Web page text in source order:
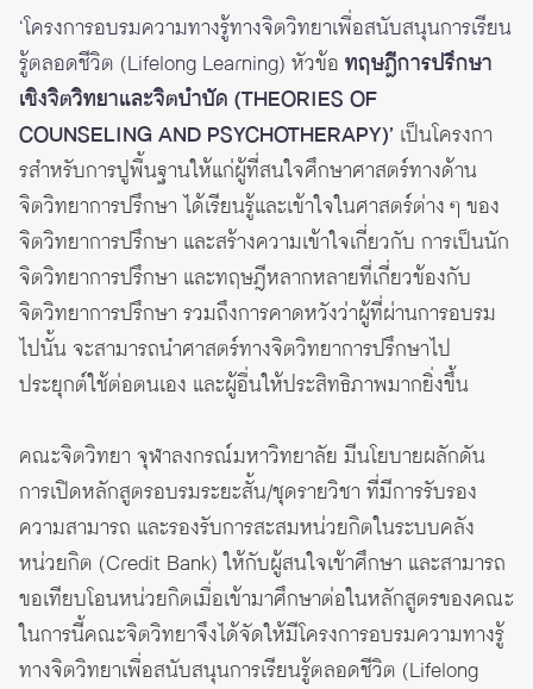
‘โครงการอบรมความทางรู้ทางจิตวิทยาเพื่อสนับสนุนการเรียน
รู้ตลอดชีวิต (Lifelong Learning) หัวข้อ ทฤษฎีการปรึกษา
เชิงจิตวิทยาและจิตบำบัด (THEORIES OF
COUNSELING AND PSYCHOTHERAPY)’ เป็นโครงกา
รสําหรับการปูพื้นฐานให้แก่ผู้ที่สนใจศึกษาศาสตร์ทางด้าน
จิตวิทยาการปรึกษา ได้เรียนรู้และเข้าใจในศาสตร์ต่าง ๆ ของ
จิตวิทยาการปรึกษา และสร้างความเข้าใจเกี่ยวกับ การเป็นนัก
จิตวิทยาการปรึกษา และทฤษฎีหลากหลายที่เกี่ยวข้องกับ
จิตวิทยาการปรึกษา รวมถึงการคาดหวังว่าผู้ที่ผ่านการอบรม
ไปนั้น จะสามารถนําศาสตร์ทางจิตวิทยาการปรึกษาไป
ประยุกต์ใช้ต่อตนเอง และผู้อื่นให้ประสิทธิภาพมากยิ่งขึ้น
คณะจิตวิทยา จุฬาลงกรณ์มหาวิทยาลัย มีนโยบายผลักดัน
การเปิดหลักสูตรอบรมระยะสั้น/ชุดรายวิชา ที่มีการรับรอง
ความสามารถ และรองรับการสะสมหน่วยกิตในระบบคลัง
หน่วยกิต (Credit Bank) ให้กับผู้สนใจเข้าศึกษา และสามารถ
ขอเทียบโอนหน่วยกิตเมื่อเข้ามาศึกษาต่อในหลักสูตรของคณะ
ในการนี้คณะจิตวิทยาจึงได้จัดให้มีโครงการอบรมความทางรู้
ทางจิตวิทยาเพื่อสนับสนุนการเรียนรู้ตลอดชีวิต (Lifelong